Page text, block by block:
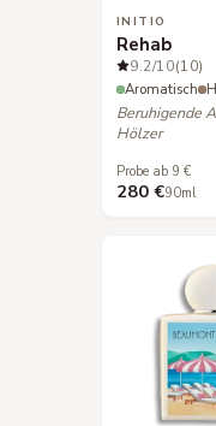
INITIO
Rehab
9.2/10(10)
Aromatisch
Beruhigende
Hölzer
Probe ab 9 €
280 €90ml